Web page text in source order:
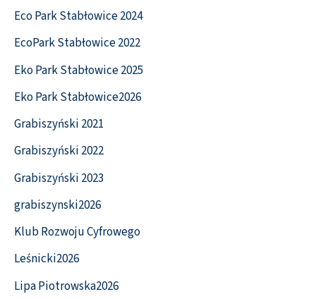
Eco Park Stabłowice 2024
EcoPark Stabłowice 2022
Eko Park Stabłowice 2025
Eko Park Stabłowice2026
Grabiszyński 2021
Grabiszyński 2022
Grabiszyński 2023
grabiszynski2026
Klub Rozwoju Cyfrowego
Leśnicki2026
Lipa Piotrowska2026